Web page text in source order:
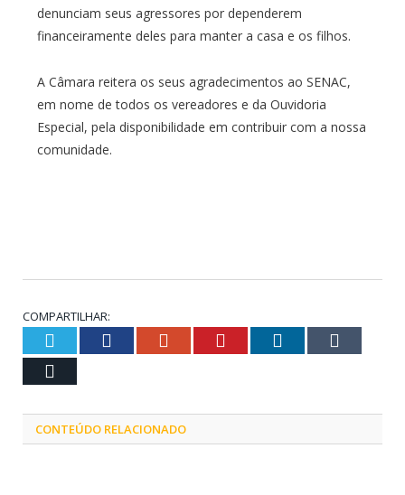
denunciam seus agressores por dependerem
financeiramente deles para manter a casa e os filhos.
A Câmara reitera os seus agradecimentos ao SENAC,
em nome de todos os vereadores e da Ouvidoria
Especial, pela disponibilidade em contribuir com a nossa
comunidade.
COMPARTILHAR:
Twitter Facebook Google+ Pinterest LinkedIn
CONTEÚDO RELACIONADO